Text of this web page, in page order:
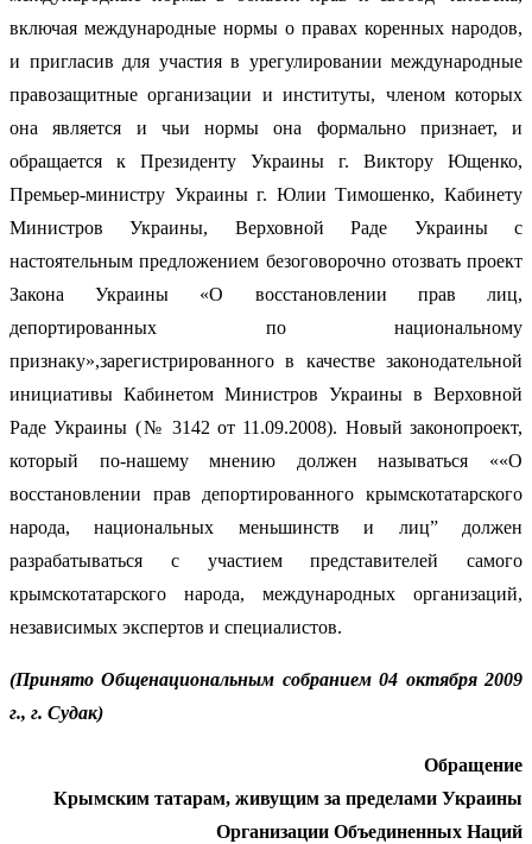
включая международные нормы о правах коренных народов,
и пригласив для участия в урегулировании международные
правозащитные организации и институты, членом которых
она является и чьи нормы она формально признает, и
обращается к Президенту Украины г. Виктору Ющенко,
Премьер-министру Украины г. Юлии Тимошенко, Кабинету
Министров Украины, Верховной Раде Украины с
настоятельным предложением безоговорочно отозвать проект
Закона Украины «О восстановлении прав лиц,
депортированных по национальному
признаку»,зарегистрированного в качестве законодательной
инициативы Кабинетом Министров Украины в Верховной
Раде Украины (№ 3142 от 11.09.2008). Новый законопроект,
который по-нашему мнению должен называться ««О
восстановлении прав депортированного крымскотатарского
народа, национальных меньшинств и лиц” должен
разрабатываться с участием представителей самого
крымскотатарского народа, международных организаций,
независимых экспертов и специалистов.
(Принято Общенациональным собранием 04 октября 2009
г., г. Судак)
Обращение
Крымским татарам, живущим за пределами Украины
Организации Объединенных Наций